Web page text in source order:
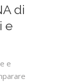
di
e
e